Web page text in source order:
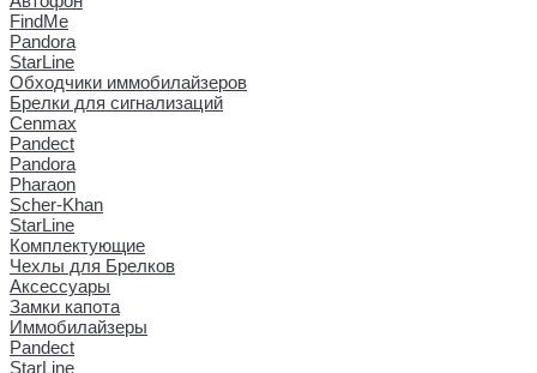
FindMe
Pandora
StarLine
Обходчики иммобилайзеров
Брелки для сигнализаций
Cenmax
Pandect
Pandora
Pharaon
Scher-Khan
StarLine
Комплектующие
Чехлы для Брелков
Аксессуары
Замки капота
Иммобилайзеры
Pandect
StarLine